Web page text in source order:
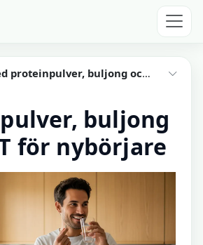
buljong och MCT
buljong
för nybörjare